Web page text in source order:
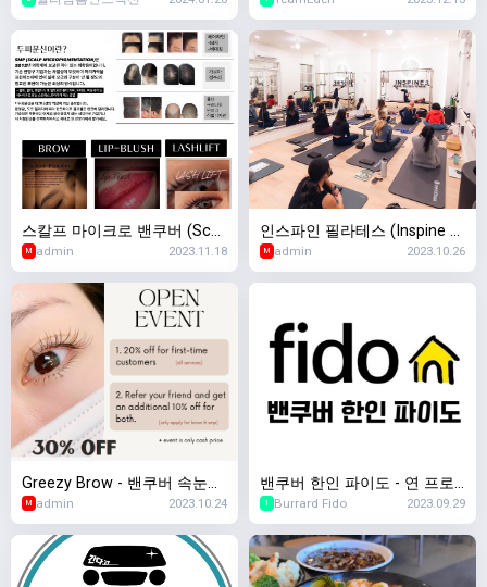
스칼프 마이크로 밴쿠버 (Scal
p Micro Vancouver) - 두피문
신 / 반영구
M admin 2023.11.18
인스파인 필라테스 (Inspine Pi
lates)
M admin 2023.10.26
Greezy Brow - 밴쿠버 속눈썹,
눈썹반영구, 두피문신 전문
M admin 2023.10.24
밴쿠버 한인 파이도 - 연 프로
모션 진행중
1 Burrard Fido 2023.09.29